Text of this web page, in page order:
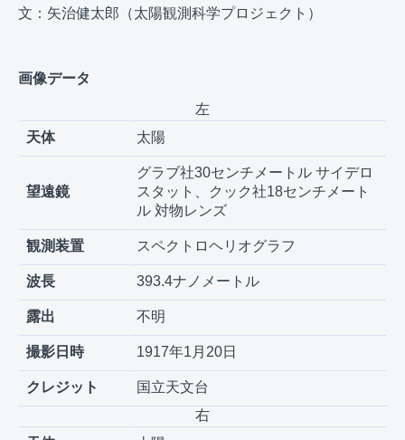
文：矢治健太郎（太陽観測科学プロジェクト）
画像データ
天体 太陽
望遠鏡
グラブ社30センチメートル サイデロ
スタット、クック社18センチメート
ル 対物レンズ
観測装置 スペクトロヘリオグラフ
波長 393.4ナノメートル
露出 不明
撮影日時 1917年1月20日
クレジット 国立天文台
左
右